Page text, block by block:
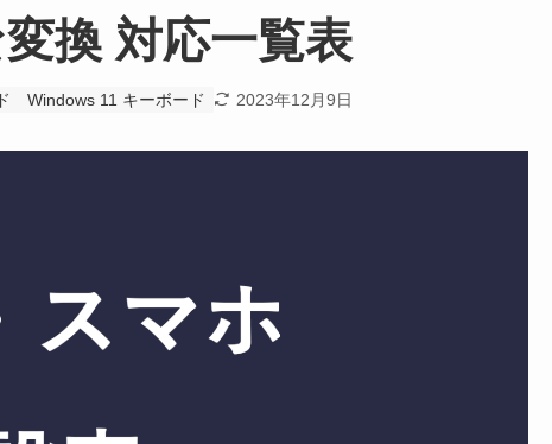
換 対応一覧表
Windows 11 キーボード 2023年12月9日